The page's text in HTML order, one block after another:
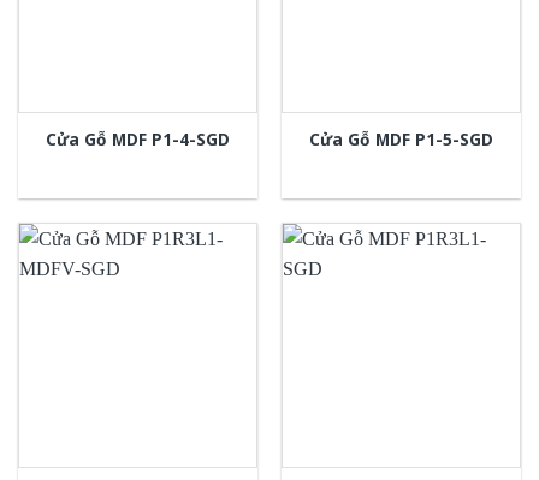
Cửa Gỗ MDF P1-4-SGD Cửa Gỗ MDF P1-5-SGD